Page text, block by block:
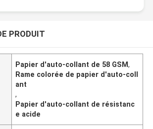
PRODUIT
Papier d'auto-collant de 58 GSM,
Rame colorée de papier d'auto-coll
ant
,
Papier d'auto-collant de résistanc
e acide